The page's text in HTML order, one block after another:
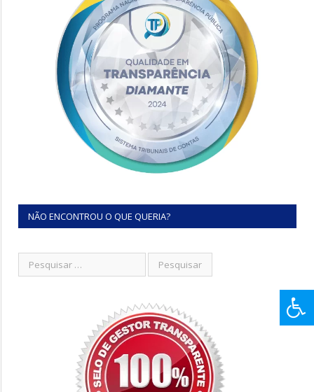
NÃO ENCONTROU O QUE QUERIA?